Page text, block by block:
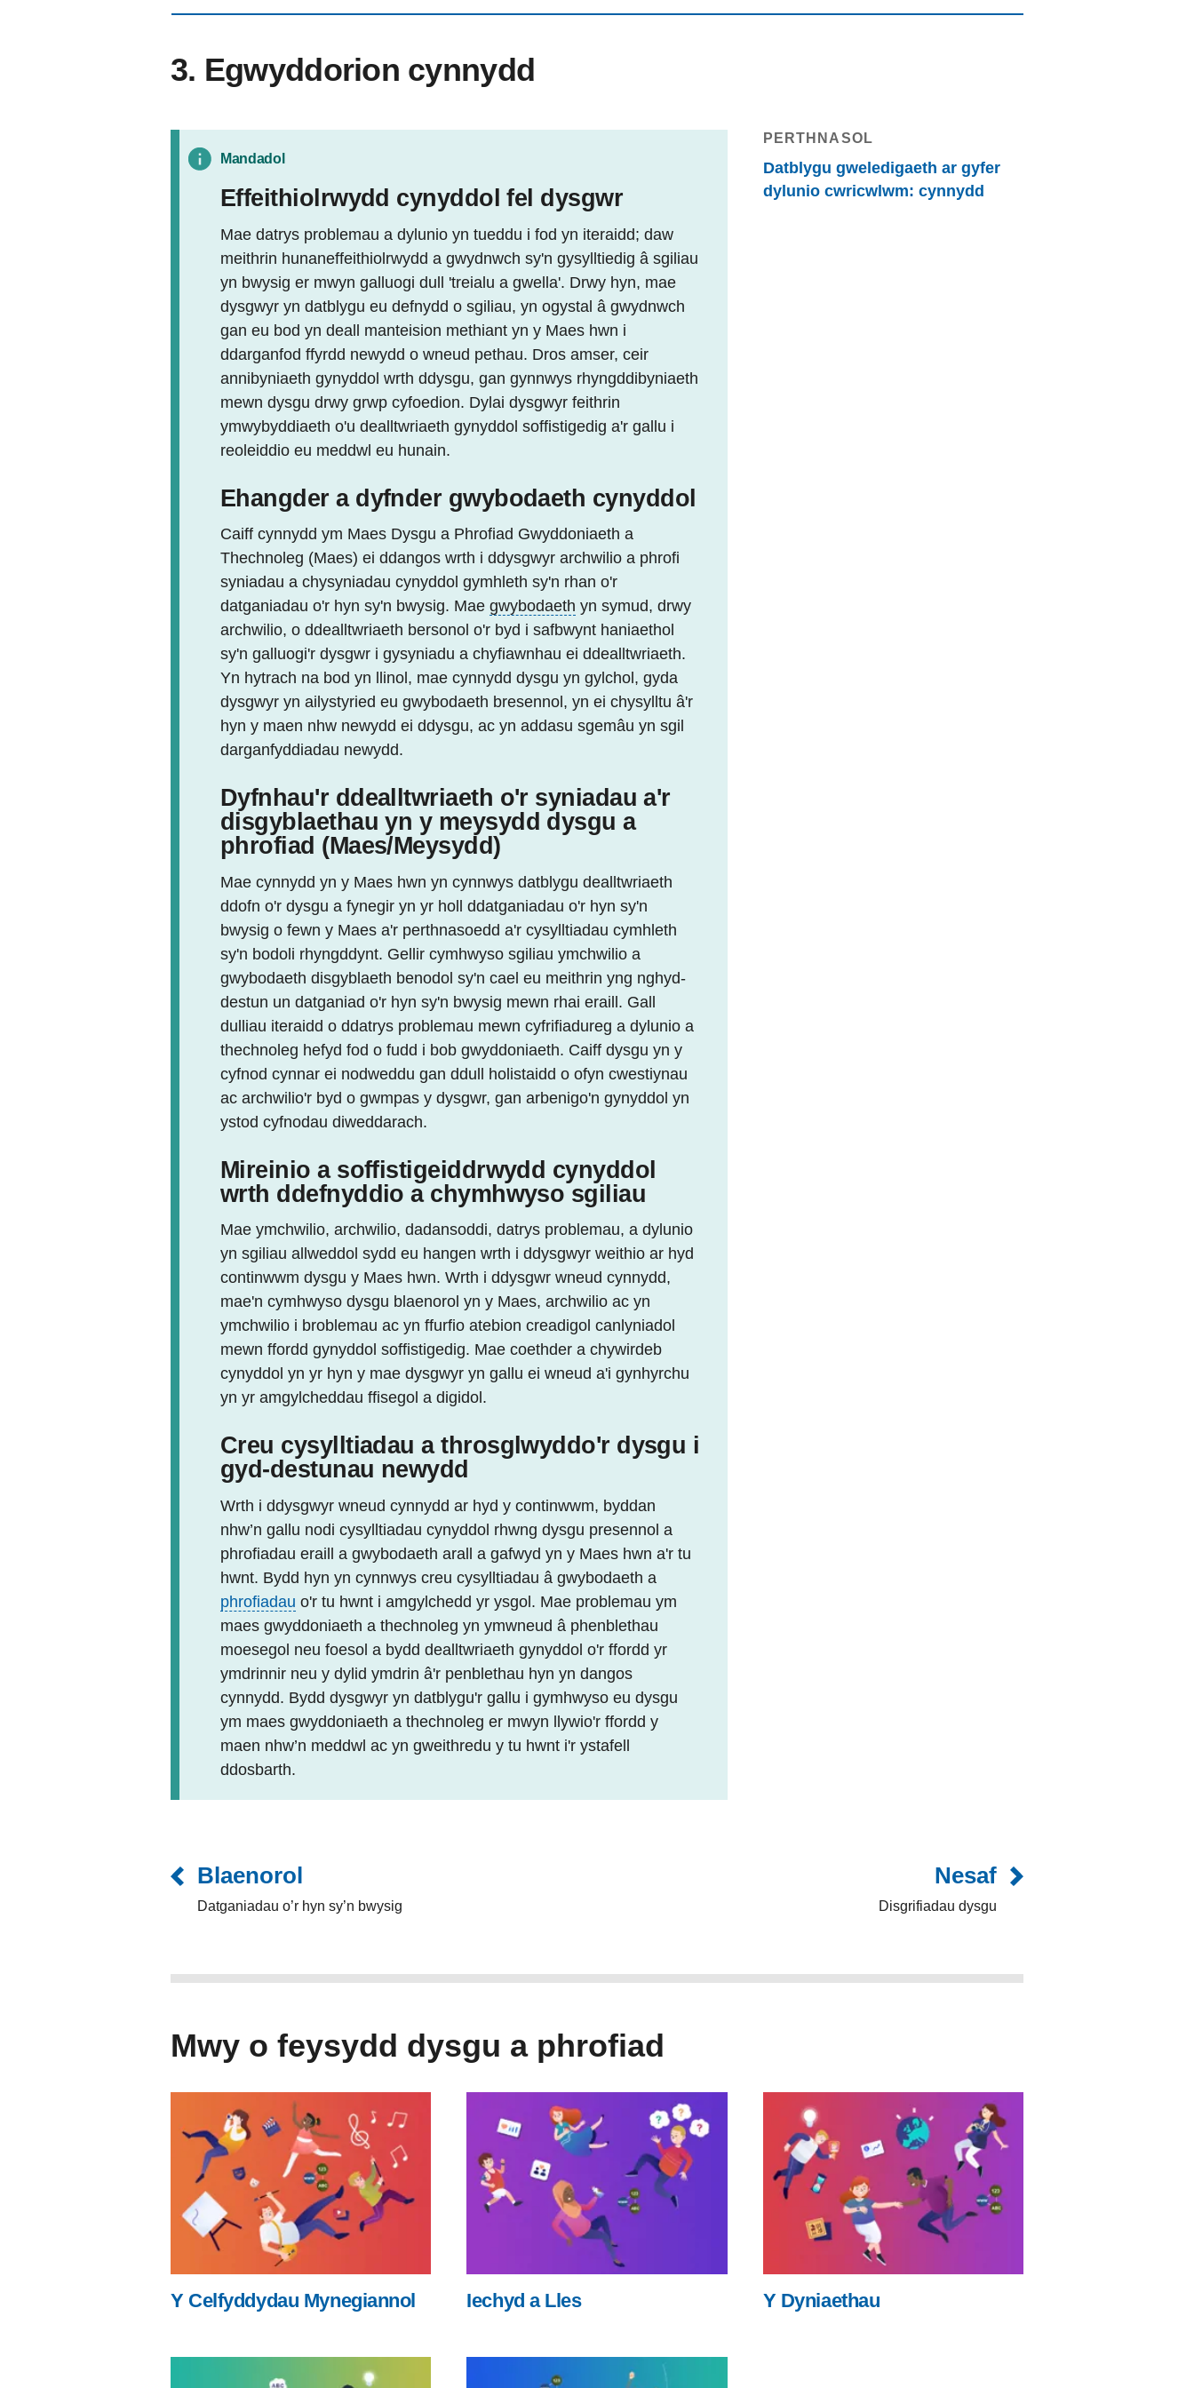
3. Egwyddorion cynnydd
Mandadol
Effeithiolrwydd cynyddol fel dysgwr
Mae datrys problemau a dylunio yn tueddu i fod yn iteraidd; daw
meithrin hunaneffeithiolrwydd a gwydnwch sy'n gysylltiedig â sgiliau
yn bwysig er mwyn galluogi dull 'treialu a gwella'. Drwy hyn, mae
dysgwyr yn datblygu eu defnydd o sgiliau, yn ogystal â gwydnwch
gan eu bod yn deall manteision methiant yn y Maes hwn i
ddarganfod ffyrdd newydd o wneud pethau. Dros amser, ceir
annibyniaeth gynyddol wrth ddysgu, gan gynnwys rhyngddibyniaeth
mewn dysgu drwy grwp cyfoedion. Dylai dysgwyr feithrin
ymwybyddiaeth o'u dealltwriaeth gynyddol soffistigedig a'r gallu i
reoleiddio eu meddwl eu hunain.
Ehangder a dyfnder gwybodaeth cynyddol
Caiff cynnydd ym Maes Dysgu a Phrofiad Gwyddoniaeth a
Thechnoleg (Maes) ei ddangos wrth i ddysgwyr archwilio a phrofi
syniadau a chysyniadau cynyddol gymhleth sy'n rhan o'r
datganiadau o'r hyn sy'n bwysig. Mae gwybodaeth yn symud, drwy
archwilio, o ddealltwriaeth bersonol o'r byd i safbwynt haniaethol
sy'n galluogi'r dysgwr i gysyniadu a chyfiawnhau ei ddealltwriaeth.
Yn hytrach na bod yn llinol, mae cynnydd dysgu yn gylchol, gyda
dysgwyr yn ailystyried eu gwybodaeth bresennol, yn ei chysylltu â'r
hyn y maen nhw newydd ei ddysgu, ac yn addasu sgemâu yn sgil
darganfyddiadau newydd.
Dyfnhau'r ddealltwriaeth o'r syniadau a'r
disgyblaethau yn y meysydd dysgu a
phrofiad (Maes/Meysydd)
Mae cynnydd yn y Maes hwn yn cynnwys datblygu dealltwriaeth
ddofn o'r dysgu a fynegir yn yr holl ddatganiadau o'r hyn sy'n
bwysig o fewn y Maes a'r perthnasoedd a'r cysylltiadau cymhleth
sy'n bodoli rhyngddynt. Gellir cymhwyso sgiliau ymchwilio a
gwybodaeth disgyblaeth benodol sy'n cael eu meithrin yng nghyd-
destun un datganiad o'r hyn sy'n bwysig mewn rhai eraill. Gall
dulliau iteraidd o ddatrys problemau mewn cyfrifiadureg a dylunio a
thechnoleg hefyd fod o fudd i bob gwyddoniaeth. Caiff dysgu yn y
cyfnod cynnar ei nodweddu gan ddull holistaidd o ofyn cwestiynau
ac archwilio'r byd o gwmpas y dysgwr, gan arbenigo'n gynyddol yn
ystod cyfnodau diweddarach.
Mireinio a soffistigeiddrwydd cynyddol
wrth ddefnyddio a chymhwyso sgiliau
Mae ymchwilio, archwilio, dadansoddi, datrys problemau, a dylunio
yn sgiliau allweddol sydd eu hangen wrth i ddysgwyr weithio ar hyd
continwwm dysgu y Maes hwn. Wrth i ddysgwr wneud cynnydd,
mae'n cymhwyso dysgu blaenorol yn y Maes, archwilio ac yn
ymchwilio i broblemau ac yn ffurfio atebion creadigol canlyniadol
mewn ffordd gynyddol soffistigedig. Mae coethder a chywirdeb
cynyddol yn yr hyn y mae dysgwyr yn gallu ei wneud a'i gynhyrchu
yn yr amgylcheddau ffisegol a digidol.
Creu cysylltiadau a throsglwyddo'r dysgu i
gyd-destunau newydd
Wrth i ddysgwyr wneud cynnydd ar hyd y continwwm, byddan
nhw’n gallu nodi cysylltiadau cynyddol rhwng dysgu presennol a
phrofiadau eraill a gwybodaeth arall a gafwyd yn y Maes hwn a'r tu
hwnt. Bydd hyn yn cynnwys creu cysylltiadau â gwybodaeth a
phrofiadau o'r tu hwnt i amgylchedd yr ysgol. Mae problemau ym
maes gwyddoniaeth a thechnoleg yn ymwneud â phenblethau
moesegol neu foesol a bydd dealltwriaeth gynyddol o'r ffordd yr
ymdrinnir neu y dylid ymdrin â'r penblethau hyn yn dangos
cynnydd. Bydd dysgwyr yn datblygu'r gallu i gymhwyso eu dysgu
ym maes gwyddoniaeth a thechnoleg er mwyn llywio'r ffordd y
maen nhw’n meddwl ac yn gweithredu y tu hwnt i'r ystafell
ddosbarth.
PERTHNASOL
Datblygu gweledigaeth ar gyfer
dylunio cwricwlwm: cynnydd
Blaenorol
Datganiadau o’r hyn sy’n bwysig
Nesaf
Disgrifiadau dysgu
Mwy o feysydd dysgu a phrofiad
Y Celfyddydau Mynegiannol Iechyd a Lles Y Dyniaethau